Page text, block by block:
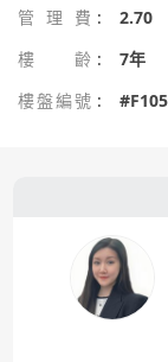
管理費 :
2.70
樓齡 :
7年
樓盤編號 :